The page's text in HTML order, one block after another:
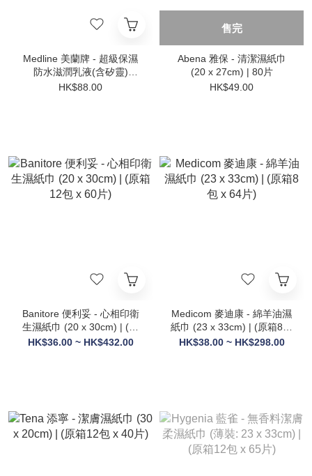
Medline 美蘭牌 - 超級保濕
防水滋潤乳液(含矽靈)
118ml
HK$88.00
售完
Abena 雅保 - 清潔濕紙巾
(20 x 27cm) | 80片
HK$49.00
Banitore 便利妥 - 心相印衛
生濕紙巾 (20 x 30cm) | (原
箱12包 x 60片)
HK$36.00 ~ HK$432.00
Medicom 麥迪康 - 綿羊油濕
紙巾 (23 x 33cm) | (原箱8包
x 64片)
HK$38.00 ~ HK$298.00